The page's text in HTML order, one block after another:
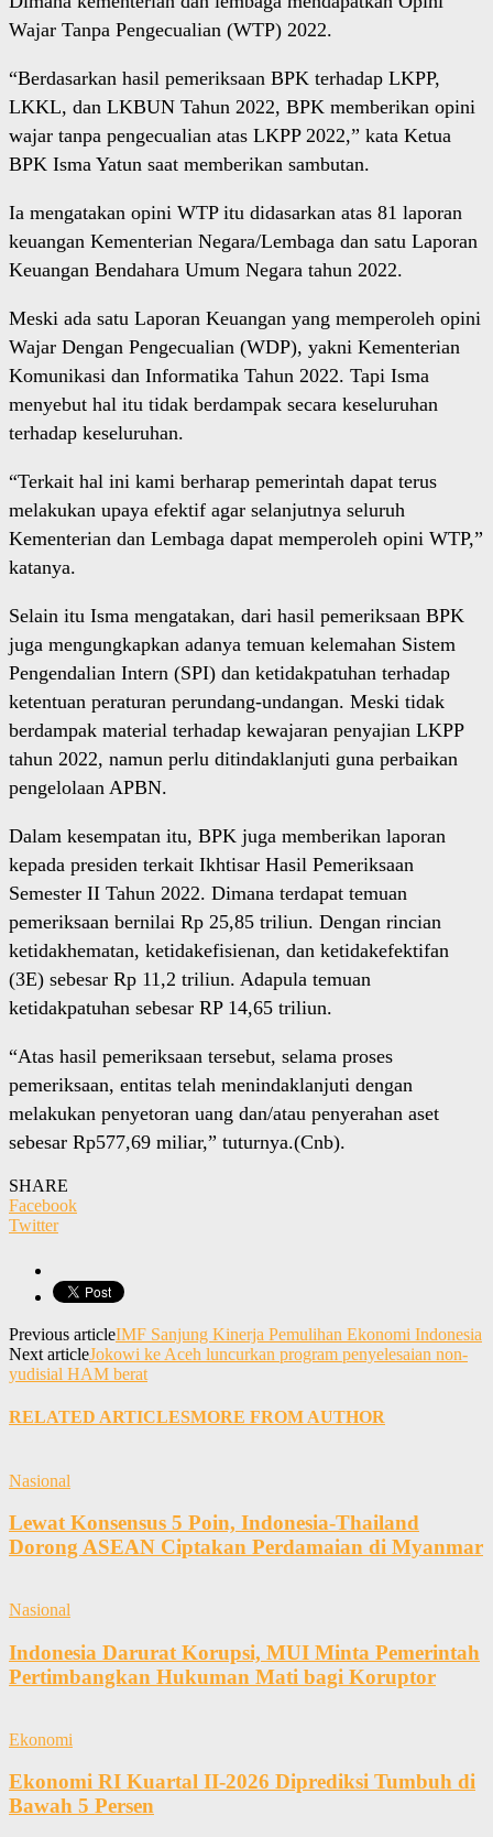
Wajar Tanpa Pengecualian (WTP) 2022.
“Berdasarkan hasil pemeriksaan BPK terhadap LKPP,
LKKL, dan LKBUN Tahun 2022, BPK memberikan opini
wajar tanpa pengecualian atas LKPP 2022,” kata Ketua
BPK Isma Yatun saat memberikan sambutan.
Ia mengatakan opini WTP itu didasarkan atas 81 laporan
keuangan Kementerian Negara/Lembaga dan satu Laporan
Keuangan Bendahara Umum Negara tahun 2022.
Meski ada satu Laporan Keuangan yang memperoleh opini
Wajar Dengan Pengecualian (WDP), yakni Kementerian
Komunikasi dan Informatika Tahun 2022. Tapi Isma
menyebut hal itu tidak berdampak secara keseluruhan
terhadap keseluruhan.
“Terkait hal ini kami berharap pemerintah dapat terus
melakukan upaya efektif agar selanjutnya seluruh
Kementerian dan Lembaga dapat memperoleh opini WTP,”
katanya.
Selain itu Isma mengatakan, dari hasil pemeriksaan BPK
juga mengungkapkan adanya temuan kelemahan Sistem
Pengendalian Intern (SPI) dan ketidakpatuhan terhadap
ketentuan peraturan perundang-undangan. Meski tidak
berdampak material terhadap kewajaran penyajian LKPP
tahun 2022, namun perlu ditindaklanjuti guna perbaikan
pengelolaan APBN.
Dalam kesempatan itu, BPK juga memberikan laporan
kepada presiden terkait Ikhtisar Hasil Pemeriksaan
Semester II Tahun 2022. Dimana terdapat temuan
pemeriksaan bernilai Rp 25,85 triliun. Dengan rincian
ketidakhematan, ketidakefisienan, dan ketidakefektifan
(3E) sebesar Rp 11,2 triliun. Adapula temuan
ketidakpatuhan sebesar RP 14,65 triliun.
“Atas hasil pemeriksaan tersebut, selama proses
pemeriksaan, entitas telah menindaklanjuti dengan
melakukan penyetoran uang dan/atau penyerahan aset
sebesar Rp577,69 miliar,” tuturnya.(Cnb).
SHARE
Facebook
Twitter
Previous articleIMF Sanjung Kinerja Pemulihan Ekonomi Indonesia
Next articleJokowi ke Aceh luncurkan program penyelesaian non-
yudisial HAM berat
RELATED ARTICLESMORE FROM AUTHOR
Nasional
Lewat Konsensus 5 Poin, Indonesia-Thailand
Dorong ASEAN Ciptakan Perdamaian di Myanmar
Nasional
Indonesia Darurat Korupsi, MUI Minta Pemerintah
Pertimbangkan Hukuman Mati bagi Koruptor
Ekonomi
Ekonomi RI Kuartal II-2026 Diprediksi Tumbuh di
Bawah 5 Persen